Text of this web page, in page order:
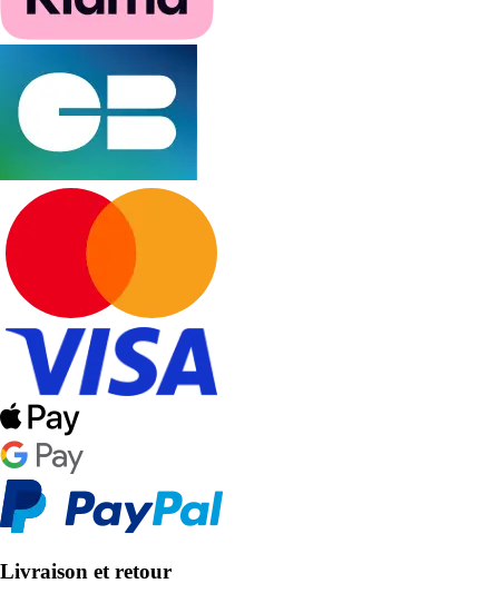
Livraison et retour